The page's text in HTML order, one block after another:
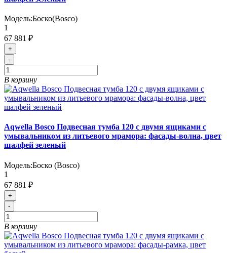
Модель:Боско(Bosco)
1
67 881 ₽
+
-
В корзину
Aqwella Bosco Подвесная тумба 120 с двумя ящиками с
умывальником из литьевого мрамора: фасады-волна, цвет
шалфей зеленый
Модель:Боско (Bosco)
1
67 881 ₽
+
-
В корзину